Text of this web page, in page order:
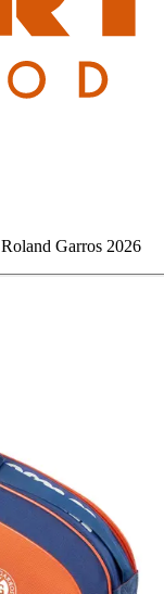
Garros 2026